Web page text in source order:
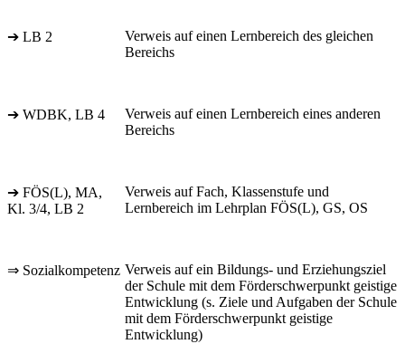
➔ LB 2
Verweis auf einen Lernbereich des gleichen
Bereichs
➔ WDBK, LB 4
Verweis auf einen Lernbereich eines anderen
Bereichs
➔ FÖS(L), MA,
Kl. 3/4, LB 2
Verweis auf Fach, Klassenstufe und
Lernbereich im Lehrplan FÖS(L), GS, OS
⇒ Sozialkompetenz Verweis auf ein Bildungs- und Erziehungsziel
der Schule mit dem Förderschwerpunkt geistige
Entwicklung (s. Ziele und Aufgaben der Schule
mit dem Förderschwerpunkt geistige
Entwicklung)